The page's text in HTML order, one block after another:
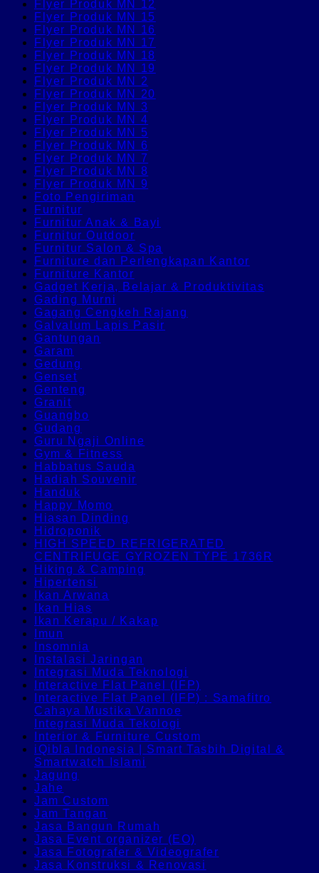
Flyer Produk MN 12
Flyer Produk MN 15
Flyer Produk MN 16
Flyer Produk MN 17
Flyer Produk MN 18
Flyer Produk MN 19
Flyer Produk MN 2
Flyer Produk MN 20
Flyer Produk MN 3
Flyer Produk MN 4
Flyer Produk MN 5
Flyer Produk MN 6
Flyer Produk MN 7
Flyer Produk MN 8
Flyer Produk MN 9
Foto Pengiriman
Furnitur
Furnitur Anak & Bayi
Furnitur Outdoor
Furnitur Salon & Spa
Furniture dan Perlengkapan Kantor
Furniture Kantor
Gadget Kerja, Belajar & Produktivitas
Gading Murni
Gagang Cengkeh Rajang
Galvalum Lapis Pasir
Gantungan
Garam
Gedung
Genset
Genteng
Granit
Guangbo
Gudang
Guru Ngaji Online
Gym & Fitness
Habbatus Sauda
Hadiah Souvenir
Handuk
Happy Momo
Hiasan Dinding
Hidroponik
HIGH SPEED REFRIGERATED
CENTRIFUGE GYROZEN TYPE 1736R
Hiking & Camping
Hipertensi
Ikan Arwana
Ikan Hias
Ikan Kerapu / Kakap
Imun
Insomnia
Instalasi Jaringan
Integrasi Muda Teknologi
Interactive Flat Panel (IFP)
Interactive Flat Panel (IFP) : Samafitro
Cahaya Mustika Vannoe
Integrasi Muda Tekologi
Interior & Furniture Custom
iQibla Indonesia | Smart Tasbih Digital &
Smartwatch Islami
Jagung
Jahe
Jam Custom
Jam Tangan
Jasa Bangun Rumah
Jasa Event organizer (EO)
Jasa Fotografer & Videografer
Jasa Konstruksi & Renovasi